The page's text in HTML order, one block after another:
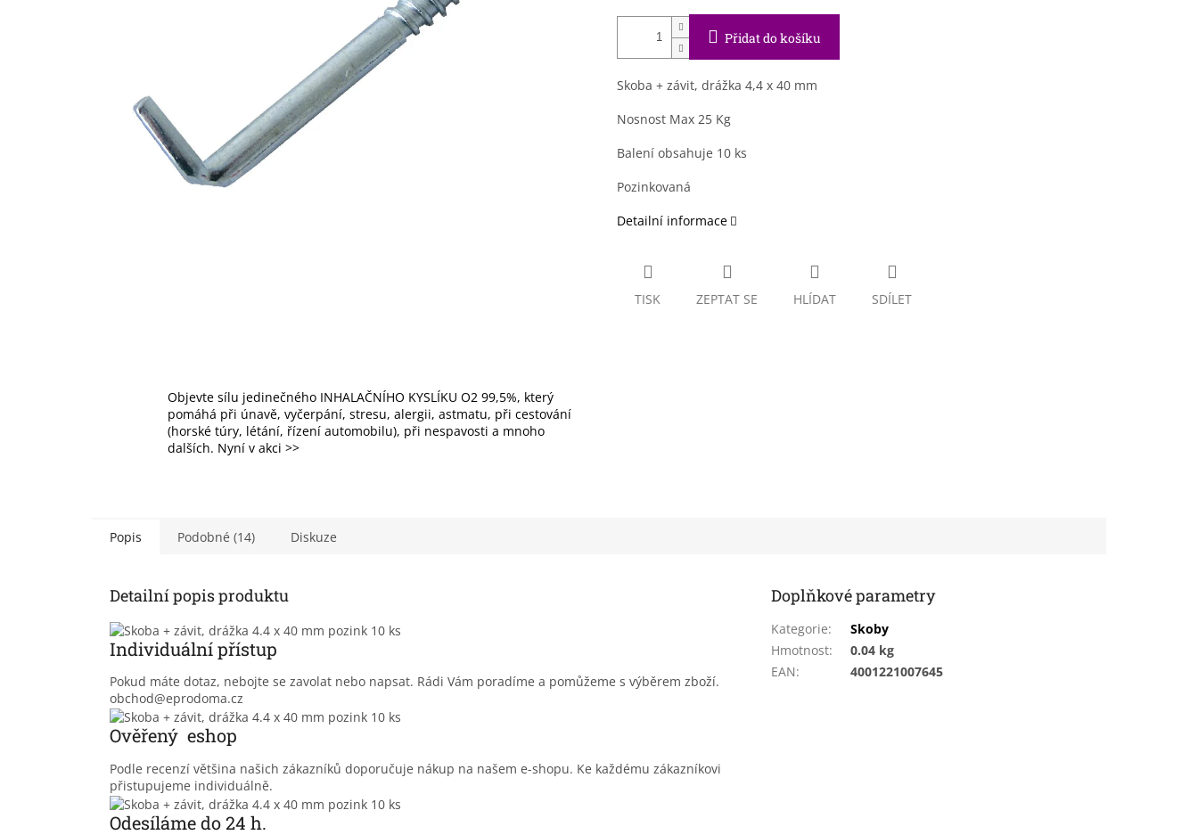
Přidat do košíku
Skoba + závit, drážka 4,4 x 40 mm
Nosnost Max 25 Kg
Balení obsahuje 10 ks
Pozinkovaná
Detailní informace
TISK ZEPTAT SE HLÍDAT SDÍLET
Objevte sílu jedinečného INHALAČNÍHO KYSLÍKU O2 99,5%, který
pomáhá při únavě, vyčerpání, stresu, alergii, astmatu, při cestování
(horské túry, létání, řízení automobilu), při nespavosti a mnoho
dalších. Nyní v akci >>
Popis Podobné (14) Diskuze
Detailní popis produktu
Individuální přístup
Pokud máte dotaz, nebojte se zavolat nebo napsat. Rádi Vám poradíme a pomůžeme s výběrem zboží.
obchod@eprodoma.cz
Ověřený eshop
Podle recenzí většina našich zákazníků doporučuje nákup na našem e-shopu. Ke každému zákazníkovi
přistupujeme individuálně.
Odesíláme do 24 h.
Doplňkové parametry
Kategorie:
Skoby
Hmotnost:
0.04 kg
EAN: 4001221007645